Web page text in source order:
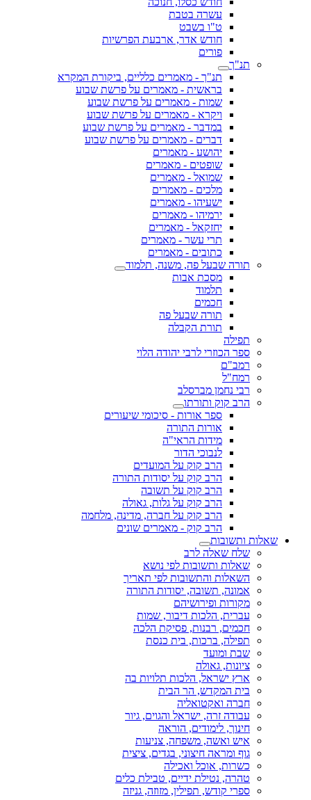
עשרה בטבת
ט"ו בשבט
חודש אדר, ארבעת הפרשיות
פורים
תנ"ך
תנ"ך - מאמרים כלליים, ביקורת המקרא
בראשית - מאמרים על פרשת שבוע
שמות - מאמרים על פרשת שבוע
ויקרא - מאמרים על פרשת שבוע
במדבר - מאמרים על פרשת שבוע
דברים - מאמרים על פרשת שבוע
יהושע - מאמרים
שופטים - מאמרים
שמואל - מאמרים
מלכים - מאמרים
ישעיהו - מאמרים
ירמיהו - מאמרים
יחזקאל - מאמרים
תרי עשר - מאמרים
כתובים - מאמרים
תורה שבעל פה, משנה, תלמוד
מסכת אבות
תלמוד
חכמים
תורה שבעל פה
תורת הקבלה
תפילה
ספר הכוזרי לרבי יהודה הלוי
רמב"ם
רמח"ל
רבי נחמן מברסלב
הרב קוק ותורתו
ספר אורות - סיכומי שיעורים
אורות התורה
מידות הראי"ה
לנבוכי הדור
הרב קוק על המועדים
הרב קוק על יסודות התורה
הרב קוק על תשובה
הרב קוק על גלות, גאולה
הרב קוק על חברה, מדינה, מלחמה
הרב קוק - מאמרים שונים
שאלות ותשובות
שלח שאלה לרב
שאלות ותשובות לפי נושא
השאלות והתשובות לפי תאריך
אמונה, תשובה, יסודות התורה
מקורות ופירושיהם
עברית, הלכות דיבור, שמות
חכמים, רבנות, פסיקת הלכה
תפילה, ברכות, בית כנסת
שבת ומועד
ציונות, גאולה
ארץ ישראל, הלכות תלויות בה
בית המקדש, הר הבית
חברה ואקטואליה
עבודה זרה, ישראל והגוים, גיור
חינוך, לימודים, הוראה
איש ואשה, משפחה, צניעות
גוף ומראה חיצוני, בגדים, ציצית
כשרות, אוכל ואכילה
טהרה, נטילת ידיים, טבילת כלים
ספרי קודש, תפילין, מזוזה, גניזה